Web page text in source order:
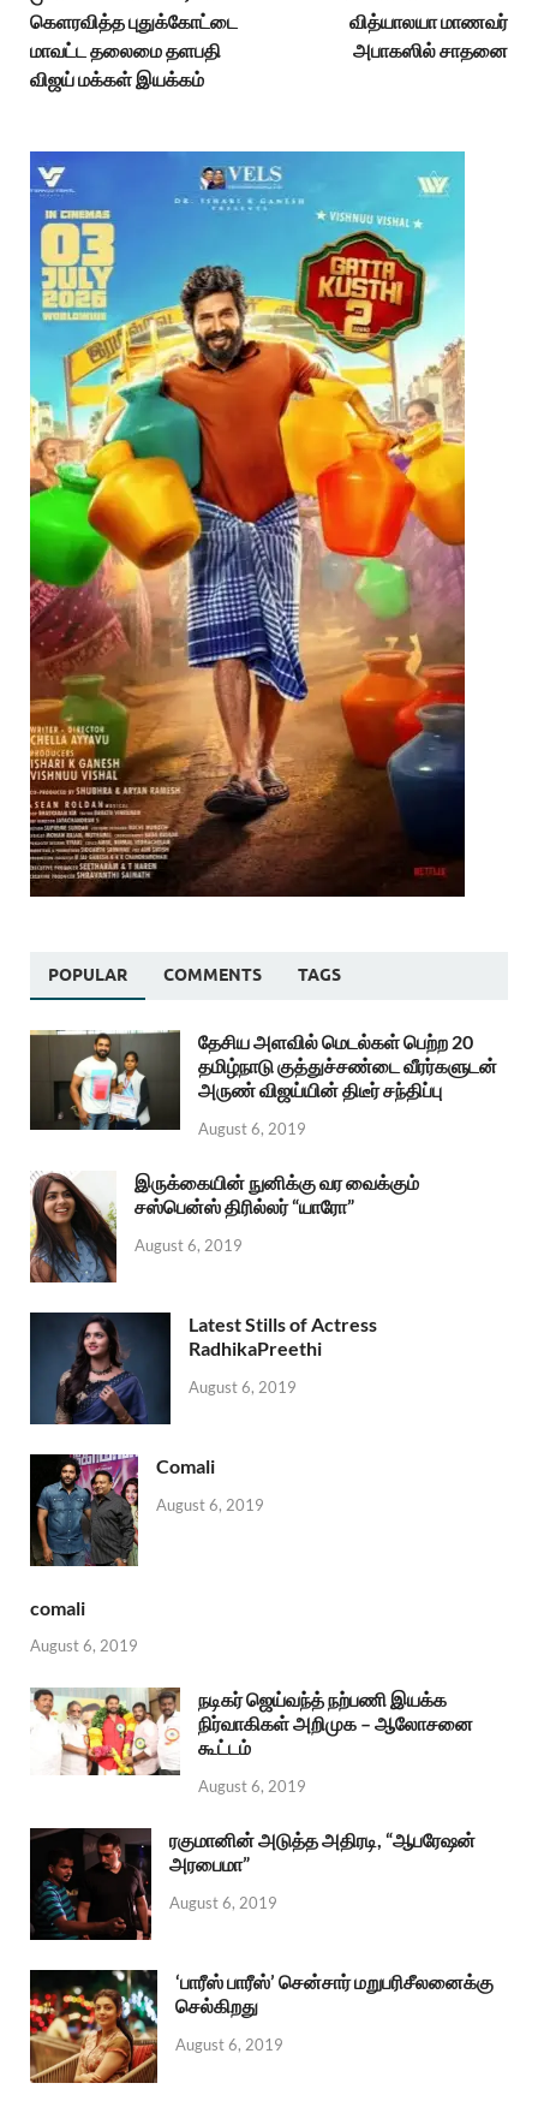
கெளரவித்த புதுக்கோட்டை
மாவட்ட தலைமை தளபதி
விஜய் மக்கள் இயக்கம்
வித்யாலயா மாணவர்
அபாகஸில் சாதனை
POPULAR COMMENTS TAGS
தேசிய அளவில் மெடல்கள் பெற்ற 20
தமிழ்நாடு குத்துச்சண்டை வீரர்களுடன்
அருண் விஜய்யின் திடீர் சந்திப்பு
August 6, 2019
இருக்கையின் நுனிக்கு வர வைக்கும்
சஸ்பென்ஸ் திரில்லர் “யாரோ”
August 6, 2019
Latest Stills of Actress
RadhikaPreethi
August 6, 2019
Comali
August 6, 2019
comali
August 6, 2019
நடிகர் ஜெய்வந்த் நற்பணி இயக்க
நிர்வாகிகள் அறிமுக – ஆலோசனை
கூட்டம்
August 6, 2019
ரகுமானின் அடுத்த அதிரடி, “ஆபரேஷன்
அரபைமா”
August 6, 2019
‘பாரீஸ் பாரீஸ்’ சென்சார் மறுபரிசீலனைக்கு
செல்கிறது
August 6, 2019